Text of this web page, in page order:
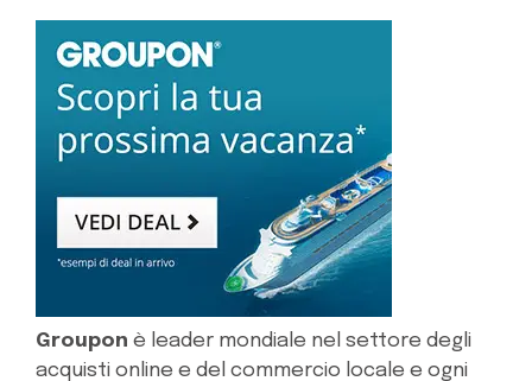
Groupon è leader mondiale nel settore degli
acquisti online e del commercio locale e ogni